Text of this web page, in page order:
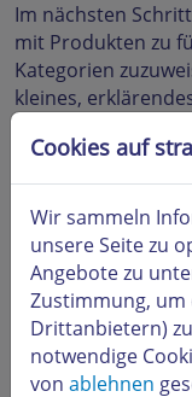
Im nächsten
mit Produkten zu
Kategorien
kleines,
Beim
werden
Dazu
Weitere
unserer
Cookies auf
Wir sammeln
unsere Seite zu
Angebote zu
Zustimmung, um
Drittanbietern)
notwendige
von ablehnen